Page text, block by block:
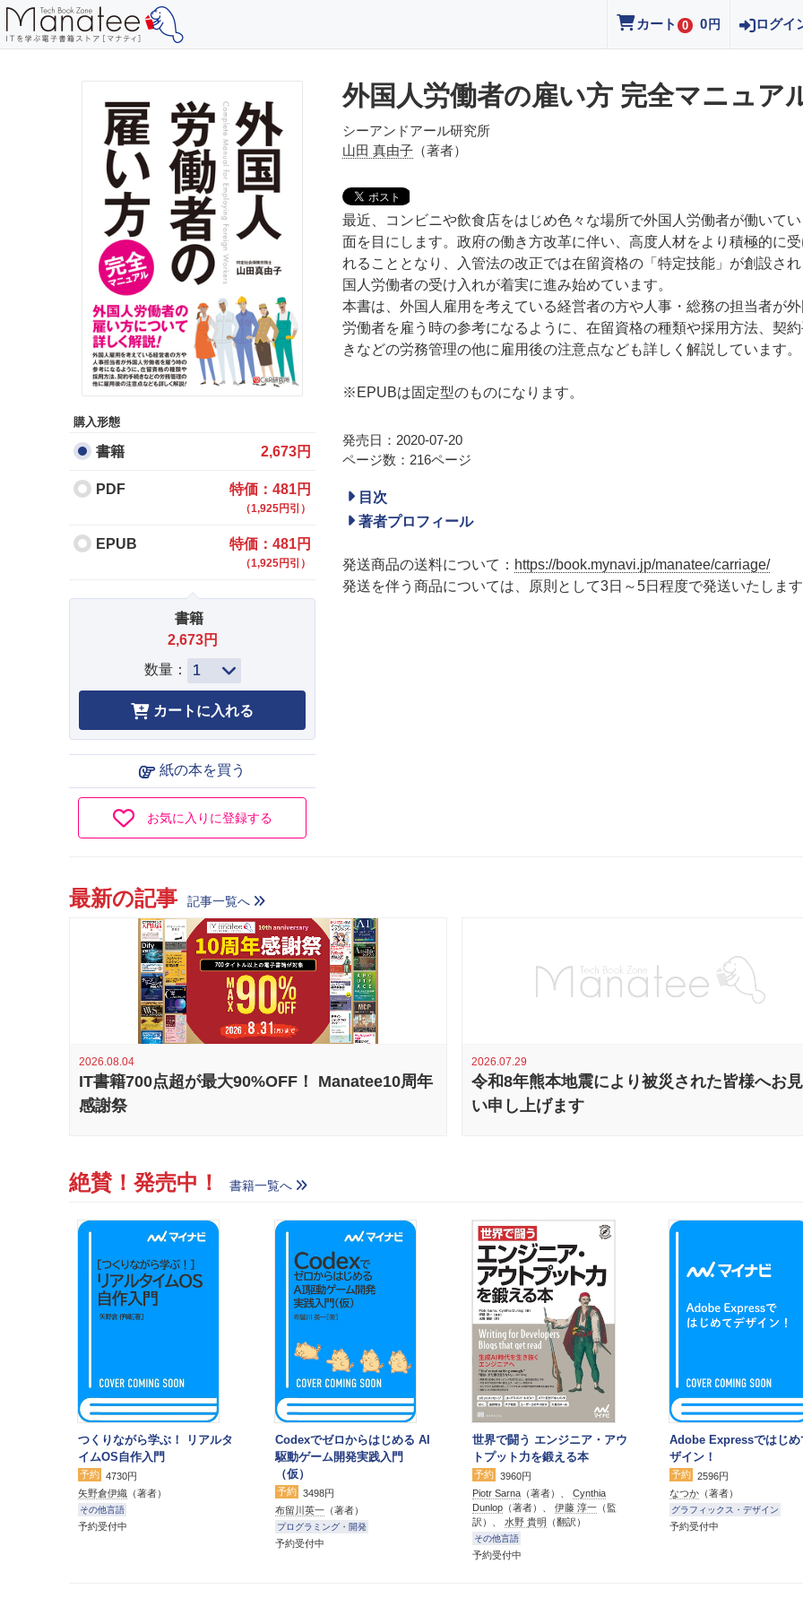
カート 0 0 円 ログイ
購入形態
書籍 2,673円
PDF 特価：481円
（1,925円引）
EPUB 特価：481円
（1,925円引）
書籍
2,673円
数量：
紙の本を買う
お気に入りに登録する
外国人労働者の雇い方 完全マニュア
シーアンドアール研究所
山田 真由子 （著者）
最近、コンビニや飲食店をはじめ色々な場所で外国人労働者が働いて
面を目にします。政府の働き方改革に伴い、高度人材をより積極的に
れることとなり、入管法の改正では在留資格の「特定技能」が創設さ
国人労働者の受け入れが着実に進み始めています。
本書は、外国人雇用を考えている経営者の方や人事・総務の担当者が
労働者を雇う時の参考になるように、在留資格の種類や採用方法、契
きなどの労務管理の他に雇用後の注意点なども詳しく解説しています。
※EPUBは固定型のものになります。
発売日：2020-07-20
ページ数：216ページ
目次
著者プロフィール
発送商品の送料について： https://book.mynavi.jp/manatee/carriage/
発送を伴う商品については、原則として3日～5日程度で発送いたしま
最新の記事 記事一覧へ
2026.08.04
IT書籍700点超が最大90%OFF！ Manatee10周年
感謝祭
2026.07.29
令和8年熊本地震により被災された皆様へお
い申し上げます
絶賛！発売中！ 書籍一覧へ
つくりながら学ぶ！ リアルタ
イムOS自作入門
予約 4730円
矢野倉伊織 （著者）
その他言語
予約受付中
Codexでゼロからはじめる AI
駆動ゲーム開発実践入門
（仮）
予約 3498円
布留川英一 （著者）
プログラミング・開発
予約受付中
世界で闘う エンジニア・アウ
トプット力を鍛える本
予約 3960円
Piotr Sarna （著者）、 Cynthia
Dunlop （著者）、 伊藤 淳一 （監
訳）、 水野 貴明 （翻訳）
その他言語
予約受付中
Adobe Expressではじめ
ザイン！
予約 2596円
なつか （著者）
グラフィックス・デザイン
予約受付中